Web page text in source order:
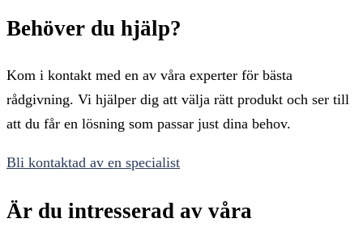
Behöver du hjälp?
Kom i kontakt med en av våra experter för bästa
rådgivning. Vi hjälper dig att välja rätt produkt och ser till
att du får en lösning som passar just dina behov.
Bli kontaktad av en specialist
Är du intresserad av våra